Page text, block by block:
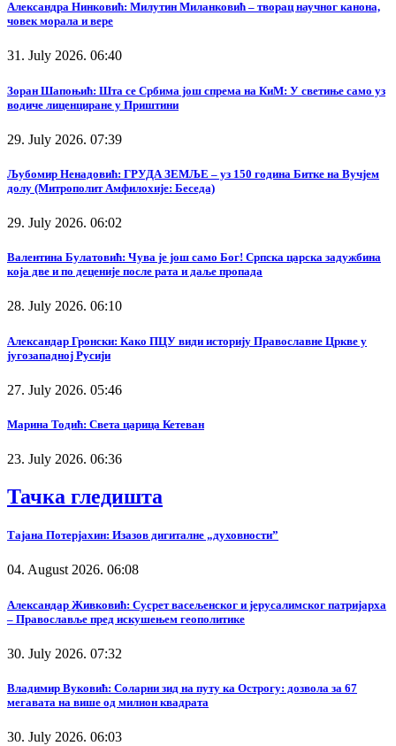
Александра Нинковић: Милутин Миланковић – творац научног канона,
човек морала и вере
31. July 2026. 06:40
Зоран Шапоњић: Шта се Србима још спрема на КиМ: У светиње само уз
водиче лиценциране у Приштини
29. July 2026. 07:39
Љубомир Ненадовић: ГРУДА ЗЕМЉЕ – уз 150 година Битке на Вучјем
долу (Митрополит Амфилохије: Беседа)
29. July 2026. 06:02
Валентина Булатовић: Чува је још само Бог! Српска царска задужбина
која две и по деценије после рата и даље пропада
28. July 2026. 06:10
Александар Гронски: Како ПЦУ види историју Православне Цркве у
југозападној Русији
27. July 2026. 05:46
Марина Тодић: Света царица Кетеван
23. July 2026. 06:36
Тачка гледишта
Тајана Потерјахин: Изазов дигиталне „духовности”
04. August 2026. 06:08
Александар Живковић: Сусрет васељенског и јерусалимског патријарха
– Православље пред искушењем геополитике
30. July 2026. 07:32
Владимир Вуковић: Соларни зид на путу ка Острогу: дозвола за 67
мегавата на више од милион квадрата
30. July 2026. 06:03